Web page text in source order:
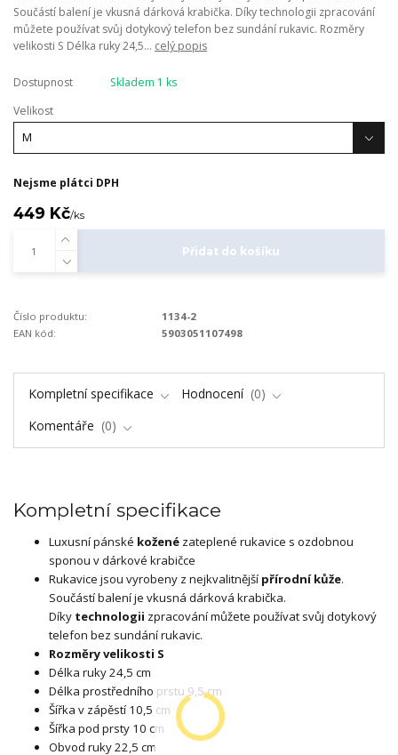
Součástí balení je vkusná dárková krabička. Díky technologii zpracování
můžete používat svůj dotykový telefon bez sundání rukavic. Rozměry
velikosti S Délka ruky 24,5... celý popis
Dostupnost
Skladem 1 ks
Velikost
Nejsme plátci DPH
449 Kč/ks
Přidat do košíku
Číslo produktu:
1134-2
EAN kód:
5903051107498
Kompletní specifikace Hodnocení
0
Komentáře
0
Kompletní specifikace
Luxusní pánské kožené zateplené rukavice s ozdobnou
sponou v dárkové krabičce
Rukavice jsou vyrobeny z nejkvalitnější přírodní kůže.
Součástí balení je vkusná dárková krabička.
Díky technologii zpracování můžete používat svůj dotykový
telefon bez sundání rukavic.
Rozměry velikosti S
Délka ruky 24,5 cm
Délka prostředního prstu 9,5 cm
Šířka v zápěstí 10,5 cm
Šířka pod prsty 10 cm
Obvod ruky 22,5 cm